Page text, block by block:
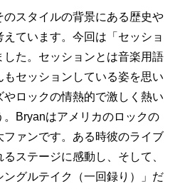
のスタイルの背景にある歴史や
ています。今回は「セッショ
た。セッションとは音楽用語
セッションしている姿を思い
ロックの情熱的で激しく熱い
Bryanはアメリカのロックの
ァンです。ある時彼のライブ
ステージに感動し、そして、
グルテイク（一回録り）」だ